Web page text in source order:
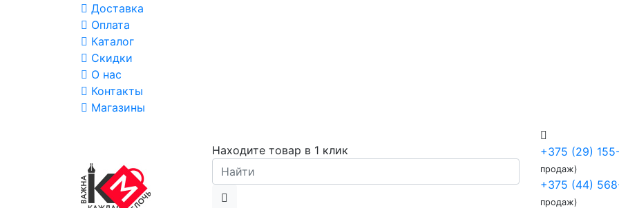
Доставка
Оплата
Каталог
Скидки
О нас
Контакты
Магазины
+375 (29)
продаж)
+375 (44)
продаж)
Находите товар в 1 клик